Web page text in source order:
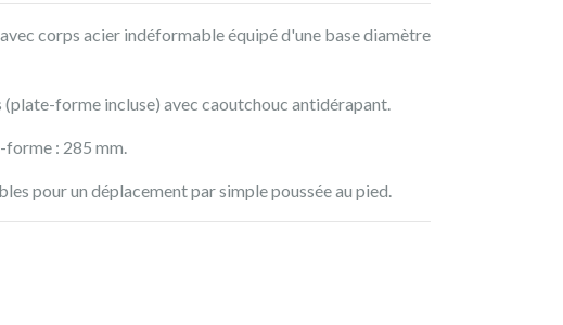
corps acier indéformable équipé d'une base diamètre
(plate-forme incluse) avec caoutchouc antidérapant.
: 285 mm.
pour un déplacement par simple poussée au pied.